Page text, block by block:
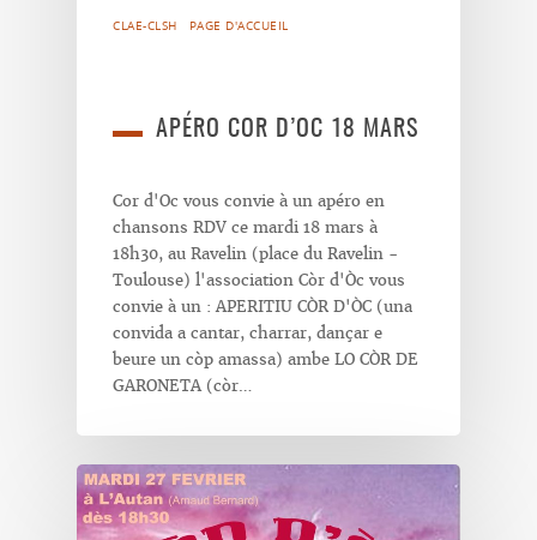
CLAE-CLSH PAGE D'ACCUEIL
APÉRO COR D’OC 18 MARS
Cor d'Oc vous convie à un apéro en
chansons RDV ce mardi 18 mars à
18h30, au Ravelin (place du Ravelin -
Toulouse) l'association Còr d'Òc vous
convie à un : APERITIU CÒR D'ÒC (una
convida a cantar, charrar, dançar e
beure un còp amassa) ambe LO CÒR DE
GARONETA (còr…